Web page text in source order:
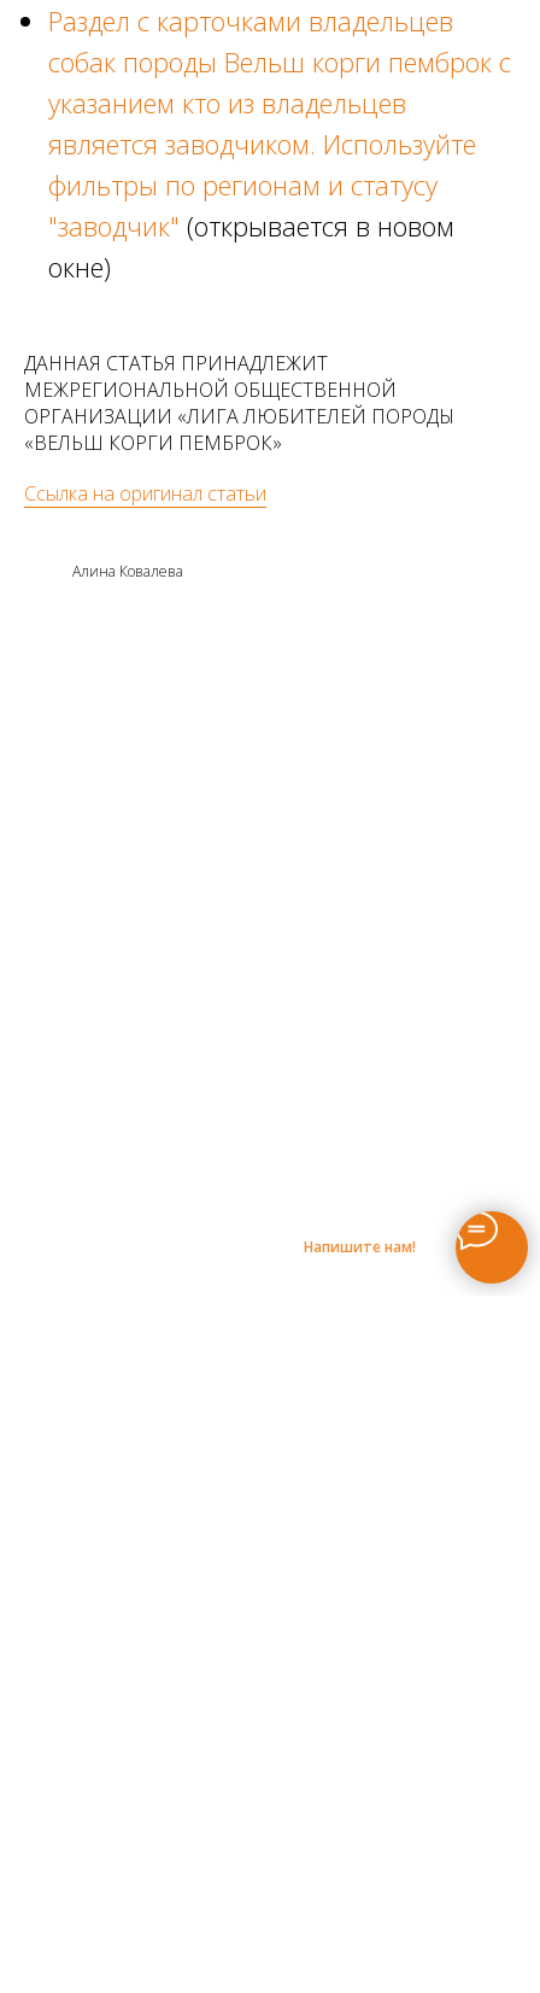
Раздел с карточками владельцев
собак породы Вельш корги пемброк с
указанием кто из владельцев
является заводчиком. Используйте
фильтры по регионам и статусу
"заводчик" (открывается в новом
окне)
ДАННАЯ СТАТЬЯ ПРИНАДЛЕЖИТ
МЕЖРЕГИОНАЛЬНОЙ ОБЩЕСТВЕННОЙ
ОРГАНИЗАЦИИ «ЛИГА ЛЮБИТЕЛЕЙ ПОРОДЫ
«ВЕЛЬШ КОРГИ ПЕМБРОК»
Ссылка на оригинал статьи
Алина Ковалева
Напишите нам!